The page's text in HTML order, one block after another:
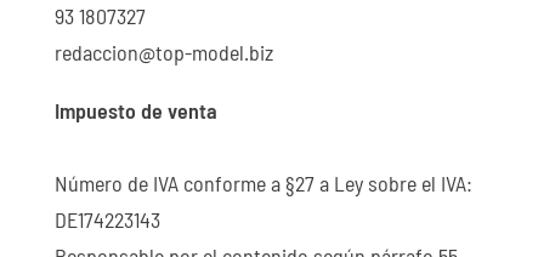
93 1807327
redaccion@top-model.biz
Impuesto de venta
Número de IVA conforme a §27 a Ley sobre el IVA:
DE174223143